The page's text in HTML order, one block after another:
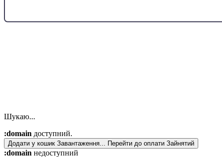
Шукаю...
:domain доступний.
Додати у кошик Завантаження... Перейти до оплати Зайнятий
:domain недоступний